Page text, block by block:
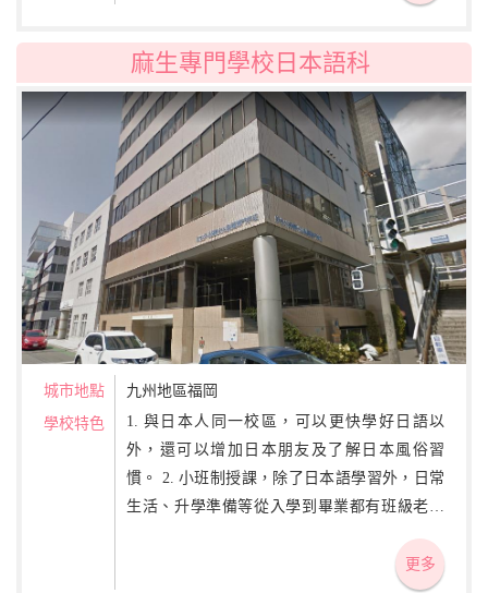
麻生專門學校日本語科
城市地點
九州地區福岡
學校特色
1. 與日本人同一校區，可以更快學好日語以
外，還可以增加日本朋友及了解日本風俗習
慣。 2. 小班制授課，除了日本語學習外，日常
生活、升學準備等從入學到畢業都有班級老師
程，例如：英語會話、製菓體驗、日本茶道、
更多